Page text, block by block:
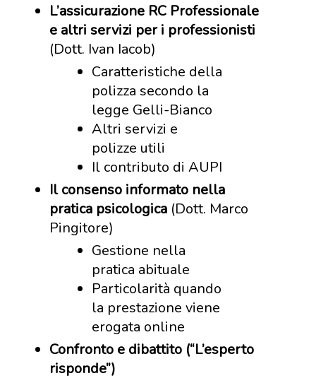
L’assicurazione RC Professionale
e altri servizi per i professionisti
(Dott. Ivan Iacob)
Caratteristiche della
polizza secondo la
legge Gelli-Bianco
Altri servizi e
polizze utili
Il contributo di AUPI
Il consenso informato nella
pratica psicologica (Dott. Marco
Pingitore)
Gestione nella
pratica abituale
Particolarità quando
la prestazione viene
erogata online
Confronto e dibattito (“L’esperto
risponde”)